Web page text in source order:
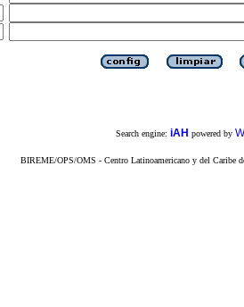
Search engine: iAH powered by
BIREME/OPS/OMS - Centro Latinoamericano y del Caribe